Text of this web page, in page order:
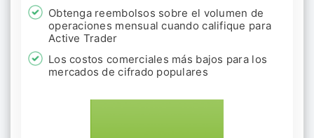
Obtenga reembolsos sobre el volumen de
operaciones mensual cuando califique para
Active Trader
Los costos comerciales más bajos para los
mercados de cifrado populares